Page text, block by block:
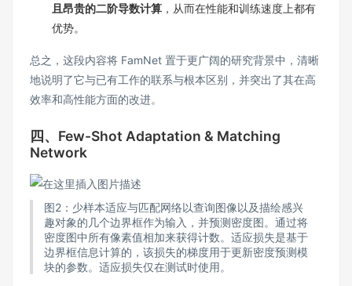
且昂贵的二阶导数计算 ，从而在性能和训练速度上都有
优势。
总之，这段内容将 FamNet 置于更广阔的研究背景中，清晰
地说明了它与已有工作的联系与根本区别，并突出了其在高
效率和高性能方面的改进。
四、Few-Shot Adaptation & Matching
Network
图2：少样本适应与匹配网络以查询图像以及描绘感兴
趣对象的几个边界框作为输入，并预测密度图。通过将
密度图中所有像素值相加来获得计数。适应损失是基于
边界框信息计算的，该损失的梯度用于更新密度预测模
块的参数。适应损失仅在测试时使用。